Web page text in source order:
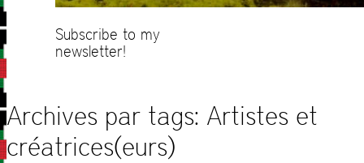
Subscribe to my
newsletter!
Archives par tags: Artistes et
créatrices(eurs)